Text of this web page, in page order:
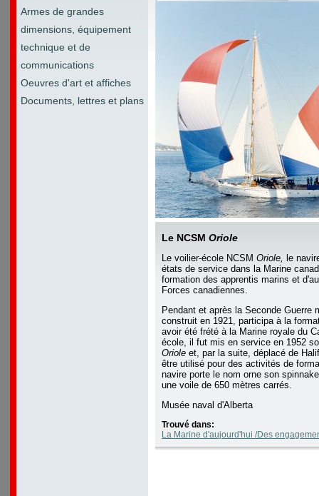
Armes de grandes
dimensions, équipement
technique et de
communications
Oeuvres d'art et affiches
Documents, lettres et plans
Le NCSM Oriole
Le voilier-école NCSM Oriole, le
états de service dans la Marine
formation des apprentis marins et
Forces canadiennes.
Pendant et après la Seconde Guerre
construit en 1921, participa à la
avoir été frété à la Marine royale du
école, il fut mis en service en 1952
Oriole et, par la suite, déplacé de
être utilisé pour des activités de
navire porte le nom orne son
une voile de 650 mètres carrés.
Musée naval d'Alberta
Trouvé dans:
La Marine d'aujourd'hui /Des